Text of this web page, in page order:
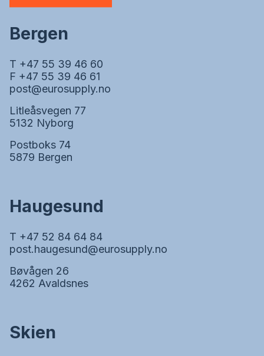
Bergen
T +47 55 39 46 60
F +47 55 39 46 61
post@eurosupply.no
Litleåsvegen 77
5132 Nyborg
Postboks 74
5879 Bergen
Haugesund
T +47 52 84 64 84
post.haugesund@eurosupply.no
Bøvågen 26
4262 Avaldsnes
Skien